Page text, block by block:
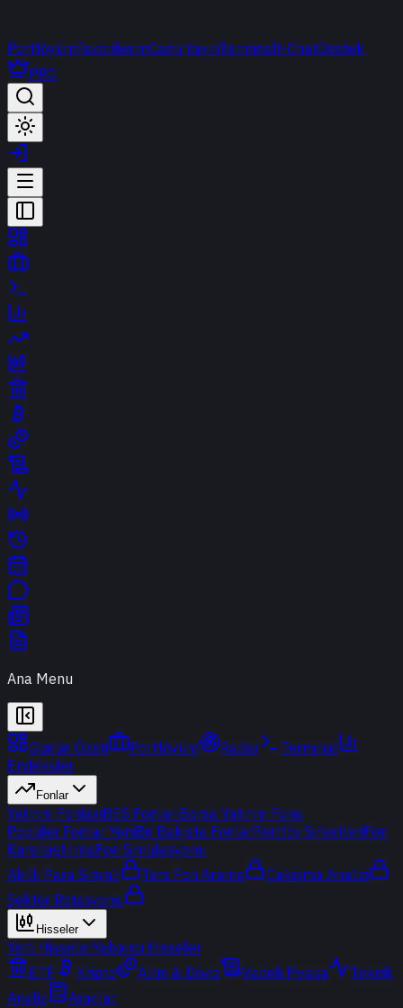
PortföyümFavorilerimCanlı YayınTerminalt-ChatDestek
PRO
Ana Menu
Günün Özeti Portföyüm Radar
Terminal
Endeksler
Fonlar
Yatırım FonlarıBES FonlarıBorsa Yatırım Fonu
Popüler Fonlar YeniBir Bakışta FonlarPortföy ŞirketleriFon
KarşılaştırmaFon Simülasyonu
Akıllı Para Sinyali
Ters Fon Arama
Çakışma Analizi
Sektör Rotasyonu
Hisseler
Yerli HisselerYabancı Hisseler
ETF
Kripto Altın & Döviz Vadeli Piyasa
Teknik
Analiz
Araçlar